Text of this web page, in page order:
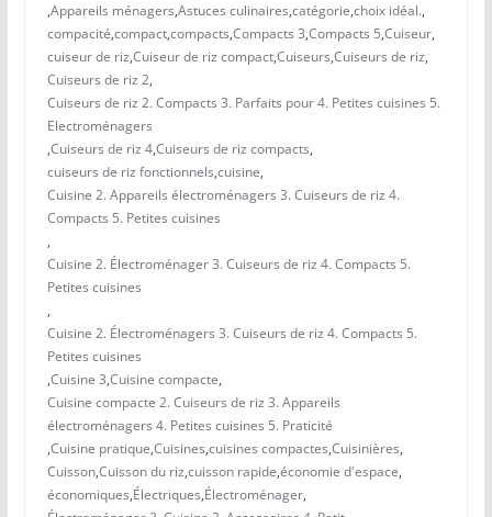
,Appareils ménagers,Astuces culinaires,catégorie,choix idéal.,
compacité,compact,compacts,Compacts 3,Compacts 5,Cuiseur,
cuiseur de riz,Cuiseur de riz compact,Cuiseurs,Cuiseurs de riz,
Cuiseurs de riz 2,
Cuiseurs de riz 2. Compacts 3. Parfaits pour 4. Petites cuisines 5.
Electroménagers
,Cuiseurs de riz 4,Cuiseurs de riz compacts,
cuiseurs de riz fonctionnels,cuisine,
Cuisine 2. Appareils électroménagers 3. Cuiseurs de riz 4.
Compacts 5. Petites cuisines
,
Cuisine 2. Électroménager 3. Cuiseurs de riz 4. Compacts 5.
Petites cuisines
,
Cuisine 2. Électroménagers 3. Cuiseurs de riz 4. Compacts 5.
Petites cuisines
,Cuisine 3,Cuisine compacte,
Cuisine compacte 2. Cuiseurs de riz 3. Appareils
électroménagers 4. Petites cuisines 5. Praticité
,Cuisine pratique,Cuisines,cuisines compactes,Cuisinières,
Cuisson,Cuisson du riz,cuisson rapide,économie d'espace,
économiques,Électriques,Électroménager,